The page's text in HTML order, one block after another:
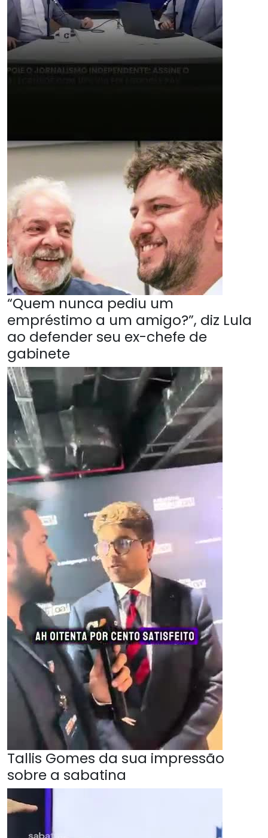
“Quem nunca pediu um
empréstimo a um amigo?”, diz Lula
ao defender seu ex-chefe de
gabinete
Tallis Gomes da sua impressão
sobre a sabatina